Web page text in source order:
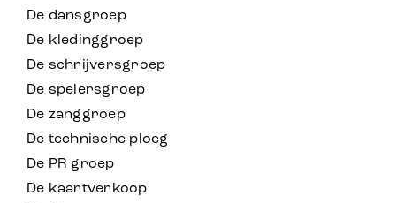
De dansgroep
De kledinggroep
De schrijversgroep
De spelersgroep
De zanggroep
De technische ploeg
De PR groep
De kaartverkoop